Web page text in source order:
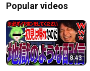
Popular videos
8:43